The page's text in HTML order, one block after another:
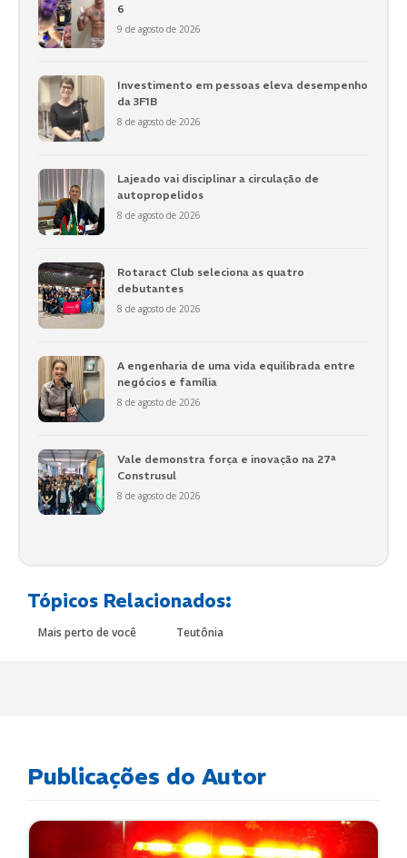
6
9 de agosto de 2026
Investimento em pessoas eleva desempenho
da 3F1B
8 de agosto de 2026
Lajeado vai disciplinar a circulação de
autopropelidos
8 de agosto de 2026
Rotaract Club seleciona as quatro
debutantes
8 de agosto de 2026
A engenharia de uma vida equilibrada entre
negócios e família
8 de agosto de 2026
Vale demonstra força e inovação na 27ª
Construsul
8 de agosto de 2026
Tópicos Relacionados:
Mais perto de você Teutônia
Publicações do Autor